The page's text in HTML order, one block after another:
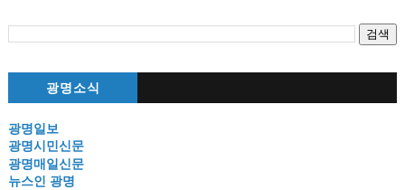
광명소식
광명일보
광명시민신문
광명매일신문
뉴스인 광명